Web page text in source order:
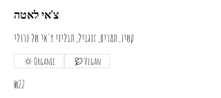
צ'אי לאטה
קשיו, תמרים, זנגביל, תבליני צ'אי של נרולי
₪22
Organic Vegan